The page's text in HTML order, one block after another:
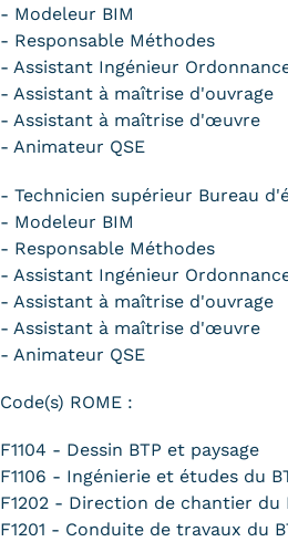
- Modeleur BIM
- Responsable Méthodes
- Assistant Ingénieur
- Assistant à maîtrise d'ouvrage
- Assistant à maîtrise d'œuvre
- Animateur QSE
- Technicien supérieur Bureau
- Modeleur BIM
- Responsable Méthodes
- Assistant Ingénieur
- Assistant à maîtrise d'ouvrage
- Assistant à maîtrise d'œuvre
- Animateur QSE
Code(s) ROME :
F1104 - Dessin BTP et paysage
F1106 - Ingénierie et études du
F1202 - Direction de chantier du
F1201 - Conduite de travaux du